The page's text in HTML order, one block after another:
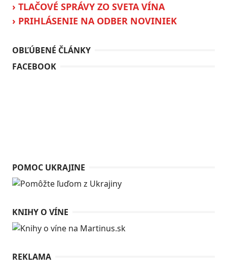
› TLAČOVÉ SPRÁVY ZO SVETA VÍNA
› PRIHLÁSENIE NA ODBER NOVINIEK
OBĽÚBENÉ ČLÁNKY
FACEBOOK
POMOC UKRAJINE
KNIHY O VÍNE
REKLAMA